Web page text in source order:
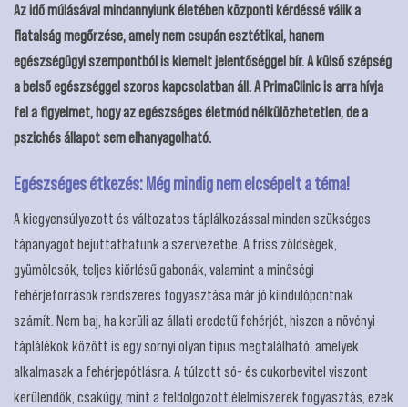
Az idő múlásával mindannyiunk életében központi kérdéssé válik a
fiatalság megőrzése, amely nem csupán esztétikai, hanem
egészségügyi szempontból is kiemelt jelentőséggel bír. A külső szépség
a belső egészséggel szoros kapcsolatban áll. A PrimaClinic is arra hívja
fel a figyelmet, hogy az egészséges életmód nélkülözhetetlen, de a
pszichés állapot sem elhanyagolható.
Egészséges étkezés: Még mindig nem elcsépelt a téma!
A kiegyensúlyozott és változatos táplálkozással minden szükséges
tápanyagot bejuttathatunk a szervezetbe. A friss zöldségek,
gyümölcsök, teljes kiőrlésű gabonák, valamint a minőségi
fehérjeforrások rendszeres fogyasztása már jó kiindulópontnak
számít. Nem baj, ha kerüli az állati eredetű fehérjét, hiszen a növényi
táplálékok között is egy sornyi olyan típus megtalálható, amelyek
alkalmasak a fehérjepótlásra. A túlzott só- és cukorbevitel viszont
kerülendők, csakúgy, mint a feldolgozott élelmiszerek fogyasztás, ezek